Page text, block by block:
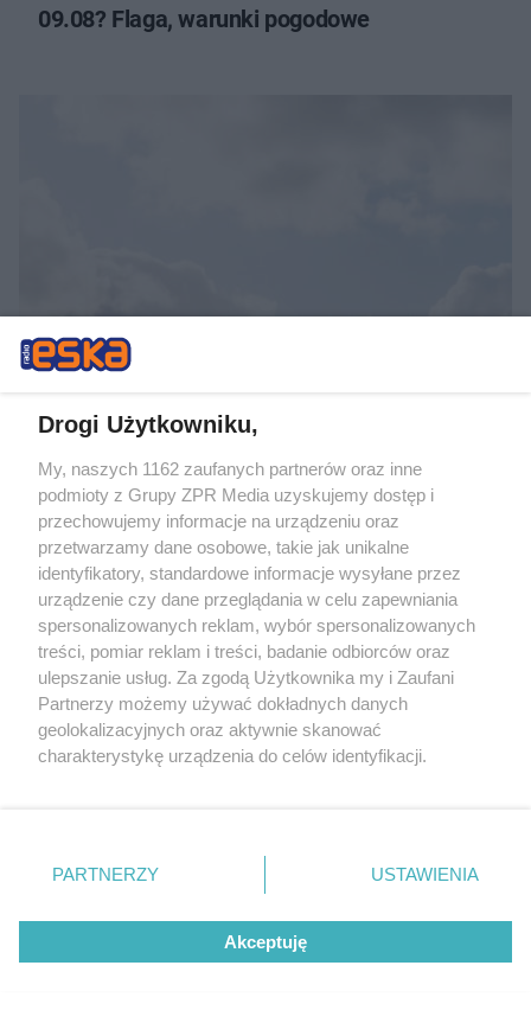
09.08? Flaga, warunki pogodowe
Sinice Łeba. Czy w Łebie można się kąpać
WYPADEK WE WROCŁAWIU
Taksówka zawisła nad Odrą we Wrocławiu.
NAJNOWSZE NEWSY:
Drogi Użytkowniku,
My, naszych 1162 zaufanych partnerów oraz inne
podmioty z Grupy ZPR Media uzyskujemy dostęp i
przechowujemy informacje na urządzeniu oraz
przetwarzamy dane osobowe, takie jak unikalne
identyfikatory, standardowe informacje wysyłane przez
urządzenie czy dane przeglądania w celu zapewniania
spersonalizowanych reklam, wybór spersonalizowanych
treści, pomiar reklam i treści, badanie odbiorców oraz
ulepszanie usług. Za zgodą Użytkownika my i Zaufani
Partnerzy możemy używać dokładnych danych
geolokalizacyjnych oraz aktywnie skanować
charakterystykę urządzenia do celów identyfikacji.
zmienić/wycofać klikając przycisk ustawień prywatności
znajdujący się w lewym dolnym rogu strony
rodzaje przetwarzania danych nie wymagają zgody
użytkownika, ale masz prawo sprzeciwić się takiemu
przetwarzaniu. Preferencje będą miały zastosowanie tylko
PARTNERZY USTAWIENIA
Akceptuję